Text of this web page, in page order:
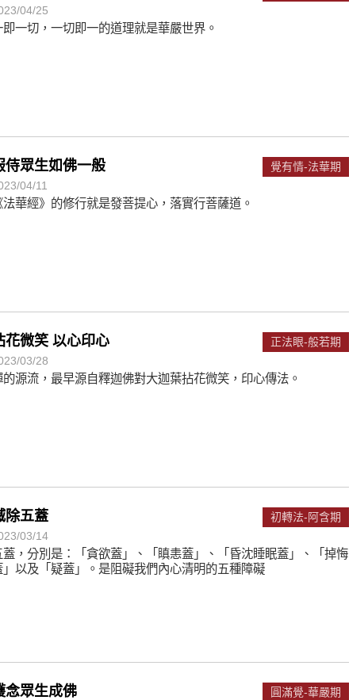
04/25
即一切，一切即一的道理就是華嚴世界。
侍眾生如佛一般
04/11
法華經》的修行就是發菩提心，落實行菩薩道。
覺有情-法華期
花微笑 以心印心
03/28
的源流，最早源自釋迦佛對大迦葉拈花微笑，印心傳法。
正法眼-般若期
除五蓋
03/14
蓋，分別是：「貪欲蓋」、「瞋恚蓋」、「昏沈睡眠蓋」、「掉悔
」以及「疑蓋」。是阻礙我們內心清明的五種障礙
初轉法-阿含期
念眾生成佛 圓滿覺-華嚴期